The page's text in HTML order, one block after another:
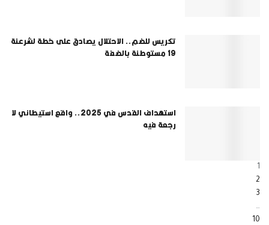
تكريس للضم.. الاحتلال يصادق على خطة لشرعنة
19 مستوطنة بالضفة
استهداف القدس في 2025.. واقع استيطاني لا
رجعة فيه
1
2
3
…
10